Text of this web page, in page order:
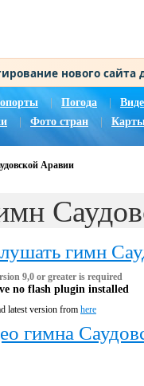
нового
Погода |
Фото стран
Аравии
гимн
9,0 or greater is required
no flash plugin installed
latest version from here
гимна